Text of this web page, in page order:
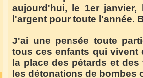
aujourd'hui, le 1er
l'argent pour toute l'année.
J'ai une pensée toute
tous ces enfants qui vivent
la place des pétards et
les détonations de bombes